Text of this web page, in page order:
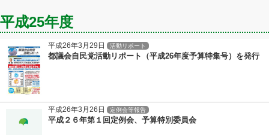
平成25年度
平成26年3月29日 活動リポート
都議会自民党活動リポート（平成26年度予算特集号）を発行
平成26年3月26日 定例会等報告
平成２６年第１回定例会、予算特別委員会